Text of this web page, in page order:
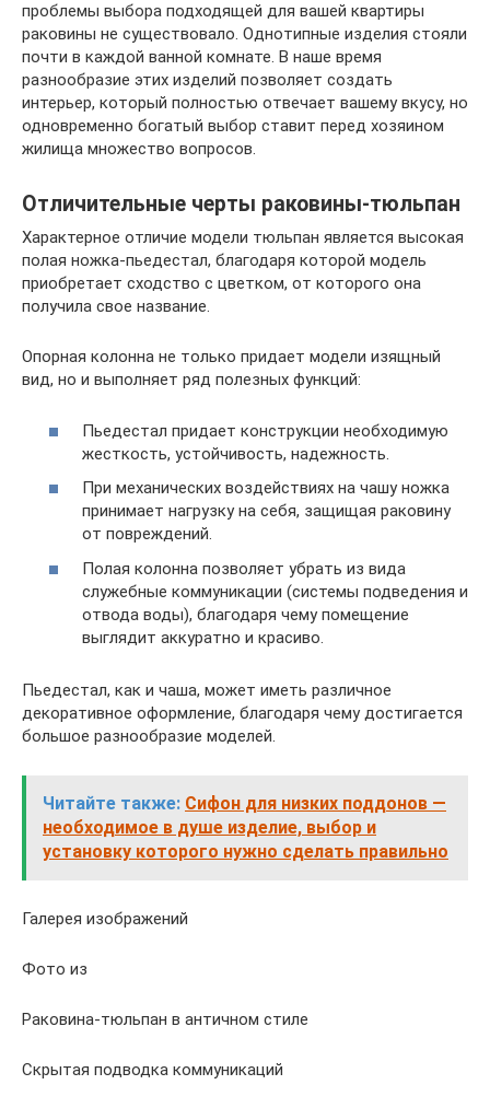
проблемы выбора подходящей для вашей квартиры
раковины не существовало. Однотипные изделия стояли
почти в каждой ванной комнате. В наше время
разнообразие этих изделий позволяет создать
интерьер, который полностью отвечает вашему вкусу, но
одновременно богатый выбор ставит перед хозяином
жилища множество вопросов.
Отличительные черты раковины-тюльпан
Характерное отличие модели тюльпан является высокая
полая ножка-пьедестал, благодаря которой модель
приобретает сходство с цветком, от которого она
получила свое название.
Опорная колонна не только придает модели изящный
вид, но и выполняет ряд полезных функций:
Пьедестал придает конструкции необходимую
жесткость, устойчивость, надежность.
При механических воздействиях на чашу ножка
принимает нагрузку на себя, защищая раковину
от повреждений.
Полая колонна позволяет убрать из вида
служебные коммуникации (системы подведения и
отвода воды), благодаря чему помещение
выглядит аккуратно и красиво.
Пьедестал, как и чаша, может иметь различное
декоративное оформление, благодаря чему достигается
большое разнообразие моделей.
Читайте также: Сифон для низких поддонов —
необходимое в душе изделие, выбор и
установку которого нужно сделать правильно
Галерея изображений
Фото из
Раковина-тюльпан в античном стиле
Скрытая подводка коммуникаций